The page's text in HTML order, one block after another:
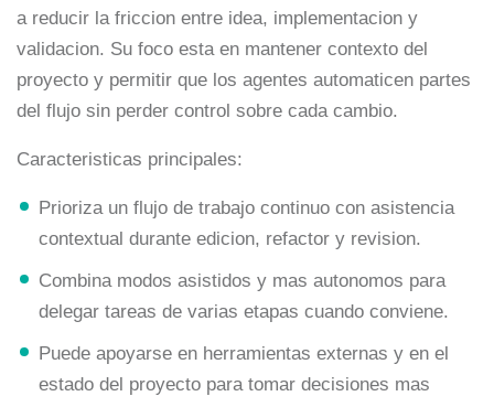
a reducir la friccion entre idea, implementacion y
validacion. Su foco esta en mantener contexto del
proyecto y permitir que los agentes automaticen partes
del flujo sin perder control sobre cada cambio.
Caracteristicas principales:
Prioriza un flujo de trabajo continuo con asistencia
contextual durante edicion, refactor y revision.
Combina modos asistidos y mas autonomos para
delegar tareas de varias etapas cuando conviene.
Puede apoyarse en herramientas externas y en el
estado del proyecto para tomar decisiones mas